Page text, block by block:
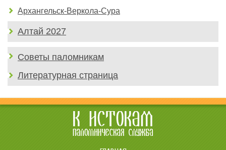
Архангельск-Веркола-Сура
Алтай 2027
Советы паломникам
Литературная страница